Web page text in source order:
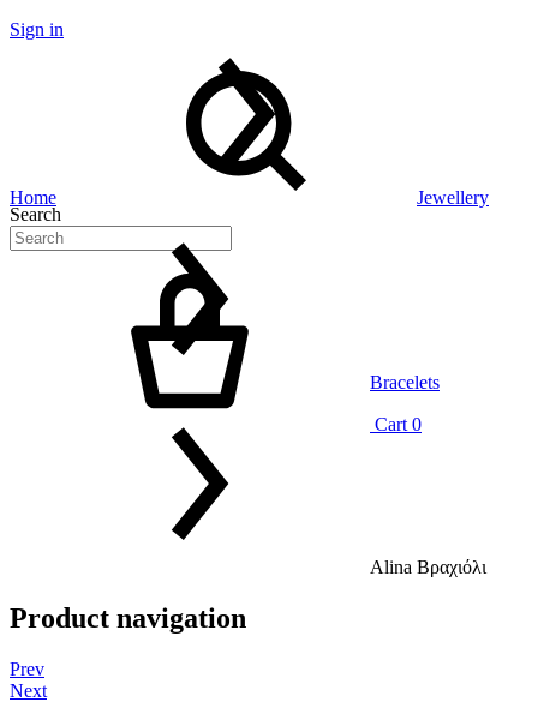
Sign in
Search
Cart 0
Home Jewellery
Bracelets
Alina Βραχιόλι
Product navigation
Prev
Next